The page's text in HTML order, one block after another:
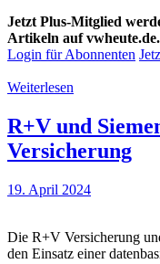
Jetzt Plus-Mitglied
Artikeln auf vwheute.de.
Login für Abonnenten
Weiterlesen
R+V und
Versicherung
19. April 2024
Die R+V Versicherung
den Einsatz einer